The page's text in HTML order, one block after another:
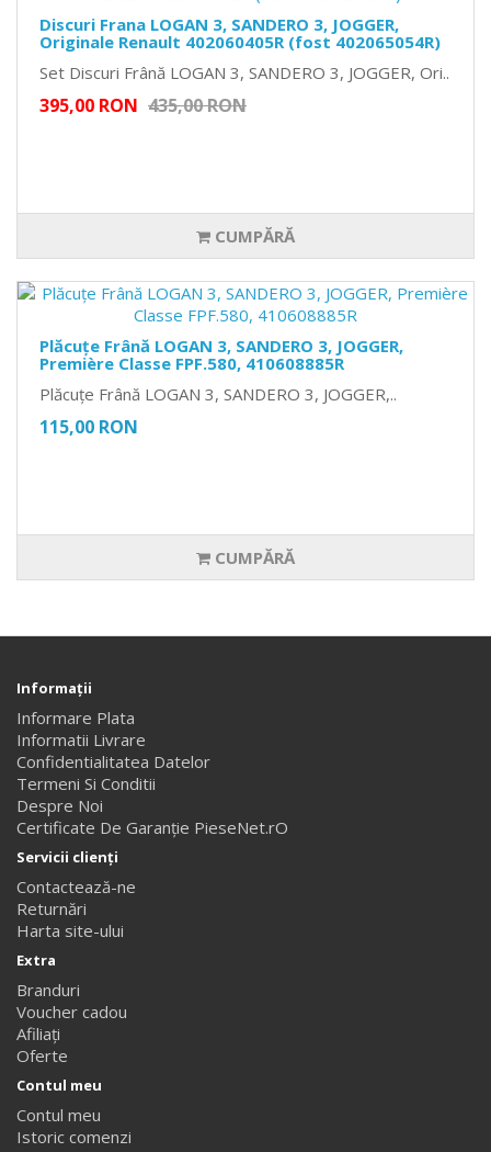
Discuri Frana LOGAN 3, SANDERO 3, JOGGER,
Originale Renault 402060405R (fost 402065054R)
Set Discuri Frână LOGAN 3, SANDERO 3, JOGGER, Ori..
395,00 RON 435,00 RON
CUMPĂRĂ
Plăcuțe Frână LOGAN 3, SANDERO 3, JOGGER,
Première Classe FPF.580, 410608885R
Plăcuțe Frână LOGAN 3, SANDERO 3, JOGGER,..
115,00 RON
CUMPĂRĂ
Informaţii
Informare Plata
Informatii Livrare
Confidentialitatea Datelor
Termeni Si Conditii
Despre Noi
Certificate De Garanție PieseNet.rO
Servicii clienţi
Contactează-ne
Returnări
Harta site-ului
Extra
Branduri
Voucher cadou
Afiliaţi
Oferte
Contul meu
Contul meu
Istoric comenzi